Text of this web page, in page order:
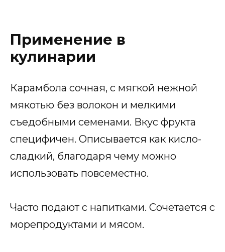
Применение в
кулинарии
Карамбола сочная, с мягкой нежной
мякотью без волокон и мелкими
съедобными семенами. Вкус фрукта
специфичен. Описывается как кисло-
сладкий, благодаря чему можно
использовать повсеместно.
Часто подают с напитками. Сочетается с
морепродуктами и мясом.